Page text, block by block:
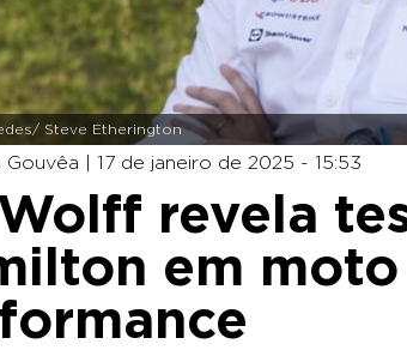
Steve Etherington
Gouvêa | 17 de janeiro de 2025 - 15:53
Wolff revela
em